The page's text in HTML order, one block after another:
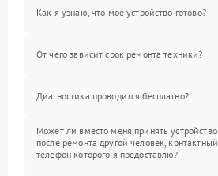
Как я узнаю, что мое устройство готово?
От чего зависит срок ремонта техники?
Диагностика проводится бесплатно?
Может ли вместо меня принять устройство
после ремонта другой человек, контактный
телефон которого я предоставлю?